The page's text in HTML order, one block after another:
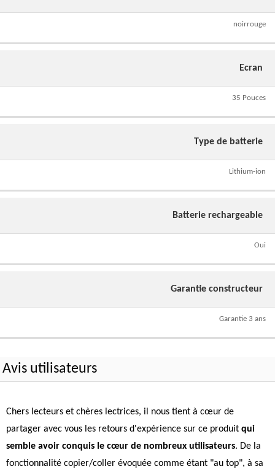
noirrouge
Ecran
35 Pouces
Type de batterie
Lithium-ion
Batterie rechargeable
Oui
Garantie constructeur
Garantie 3 ans
Avis utilisateurs
Chers lecteurs et chères lectrices, il nous tient à cœur de
partager avec vous les retours d'expérience sur ce produit qui
semble avoir conquis le cœur de nombreux utilisateurs. De la
fonctionnalité copier/coller évoquée comme étant "au top", à sa